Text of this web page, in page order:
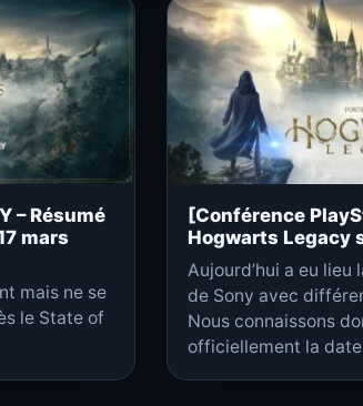
– Résumé
mars
mais ne se
le State of
[Conférence
Hogwarts Legacy
Aujourd’hui a eu lieu
de Sony avec
Nous connaissons
officiellement la